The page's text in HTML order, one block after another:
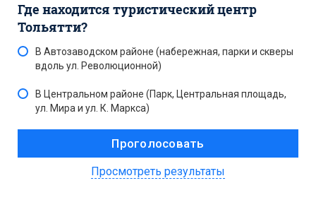
Где находится туристический центр
Тольятти?
В Автозаводском районе (набережная, парки и скверы
вдоль ул. Революционной)
В Центральном районе (Парк, Центральная площадь,
ул. Мира и ул. К. Маркса)
Просмотреть результаты